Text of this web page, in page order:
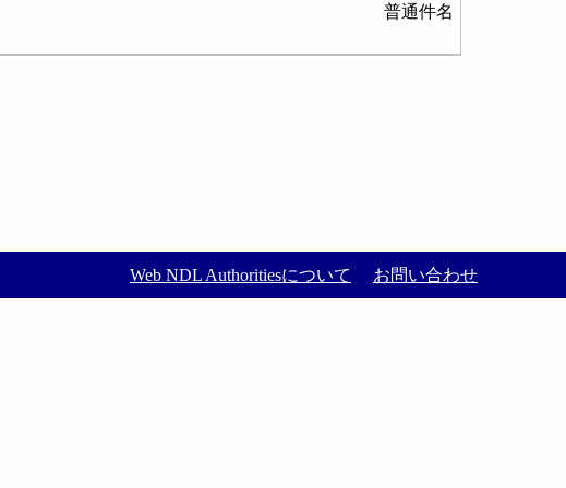
普通件名
Web NDL Authoritiesについて お問い合わせ